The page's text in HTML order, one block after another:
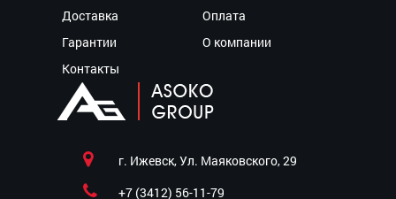
Доставка
Оплата
Гарантии
О компании
Контакты
г. Ижевск, Ул. Маяковского, 29
+7 (3412) 56-11-79